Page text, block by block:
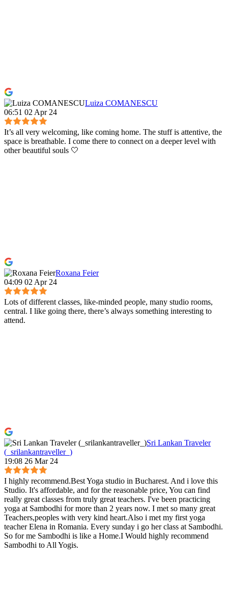
Luiza COMANESCU
06:51 02 Apr 24
It’s all very welcoming, like coming home. The stuff is attentive, the
space is breathable. I come there to connect on a deeper level with
other beautiful souls 🤍
Roxana Feier
04:09 02 Apr 24
Lots of different classes, like-minded people, many studio rooms,
central. I like going there, there’s always something interesting to
attend.
Sri Lankan Traveler
(_srilankantraveller_)
19:08 26 Mar 24
I highly recommend.Best Yoga studio in Bucharest. And i love this
Studio. It's affordable, and for the reasonable price, You can find
really great classes from truly great teachers. I've been practicing
yoga at Sambodhi for more than 2 years now. I met so many great
Teachers,peoples with very kind heart.Also i met my first yoga
teacher Elena in Romania. Every sunday i go her class at Sambodhi.
So for me Sambodhi is like a Home.I Would highly recommend
Sambodhi to All Yogis.